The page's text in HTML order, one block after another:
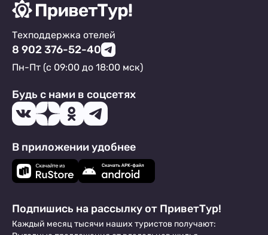
Техподдержка отелей
8 902 376-52-40
Пн-Пт (с 09:00 до 18:00 мск)
Будь с нами в соцсетях
В приложении удобнее
Подпишись на рассылку от ПриветТур!
Каждый месяц тысячи наших туристов получают: